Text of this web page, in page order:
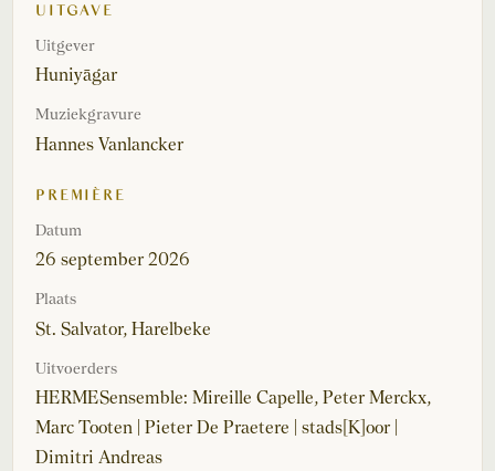
UITGAVE
Uitgever
Huniyāgar
Muziekgravure
Hannes Vanlancker
PREMIÈRE
Datum
26 september 2026
Plaats
St. Salvator, Harelbeke
Uitvoerders
HERMESensemble: Mireille Capelle, Peter Merckx,
Marc Tooten | Pieter De Praetere | stads[K]oor |
Dimitri Andreas